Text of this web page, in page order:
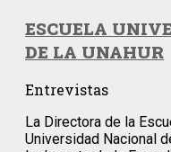
ESCUELA
DE LA UNAHUR
Entrevistas
La Directora de la
Universidad Nacional